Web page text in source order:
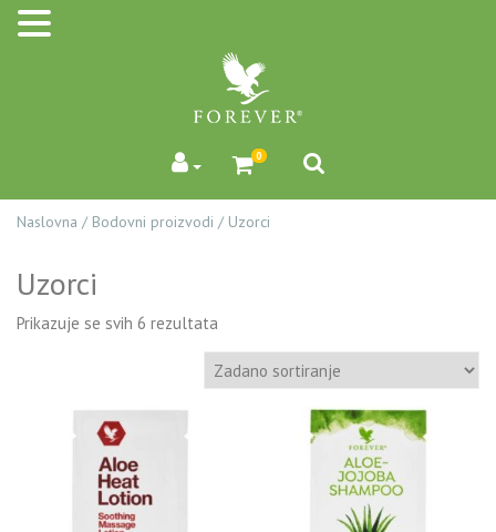
0
Naslovna / Bodovni proizvodi / Uzorci
Uzorci
Prikazuje se svih 6 rezultata